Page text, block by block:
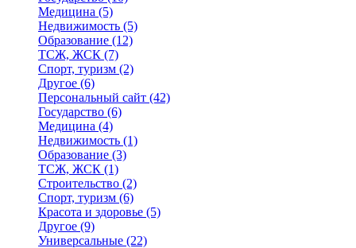
Медицина (5)
Недвижимость (5)
Образование (12)
ТСЖ, ЖСК (7)
Спорт, туризм (2)
Другое (6)
Персональный сайт (42)
Государство (6)
Медицина (4)
Недвижимость (1)
Образование (3)
ТСЖ, ЖСК (1)
Строительство (2)
Спорт, туризм (6)
Красота и здоровье (5)
Другое (9)
Универсальные (22)